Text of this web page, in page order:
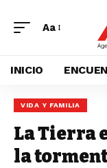
Aa
INICIO
VIDA Y FAMILIA
La Tierra
la